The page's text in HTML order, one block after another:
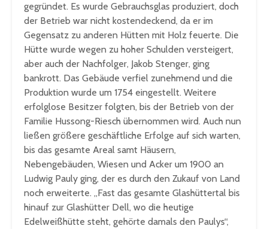
gegründet. Es wurde Gebrauchsglas produziert, doch
der Betrieb war nicht kostendeckend, da er im
Gegensatz zu anderen Hütten mit Holz feuerte. Die
Hütte wurde wegen zu hoher Schulden versteigert,
aber auch der Nachfolger, Jakob Stenger, ging
bankrott. Das Gebäude verfiel zunehmend und die
Produktion wurde um 1754 eingestellt. Weitere
erfolglose Besitzer folgten, bis der Betrieb von der
Familie Hussong-Riesch übernommen wird. Auch nun
ließen größere geschäftliche Erfolge auf sich warten,
bis das gesamte Areal samt Häusern,
Nebengebäuden, Wiesen und Acker um 1900 an
Ludwig Pauly ging, der es durch den Zukauf von Land
noch erweiterte. „Fast das gesamte Glashüttertal bis
hinauf zur Glashütter Dell, wo die heutige
Edelweißhütte steht, gehörte damals den Paulys“,